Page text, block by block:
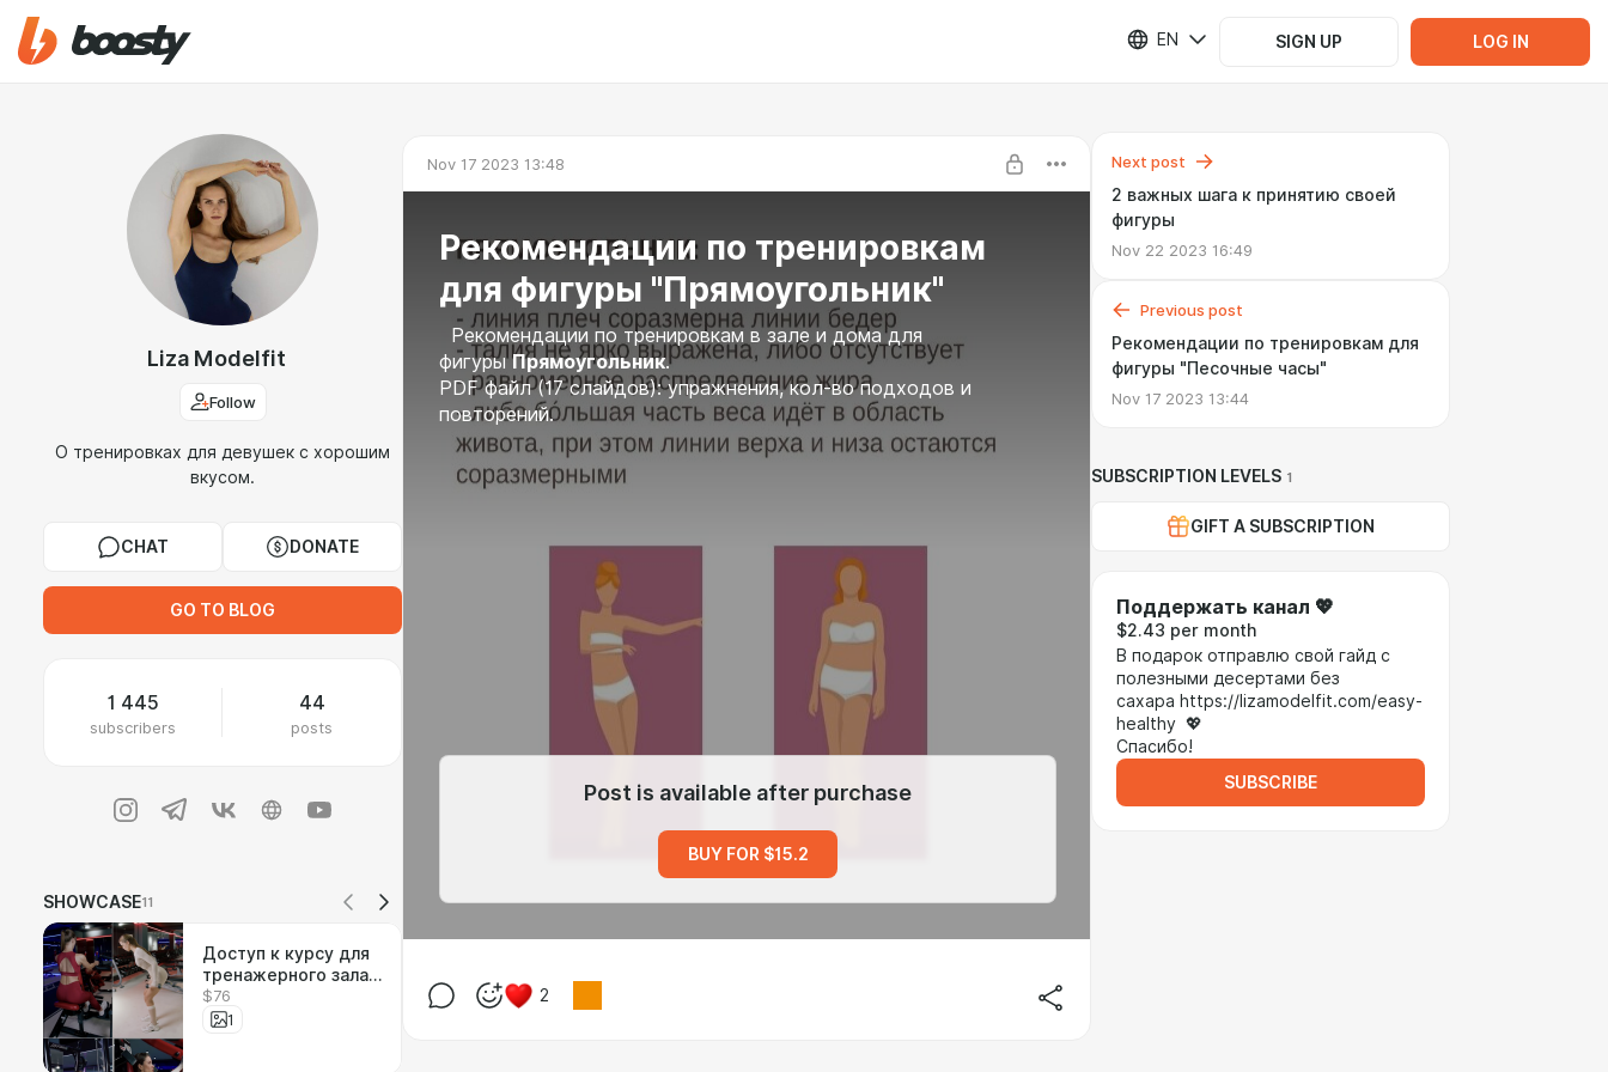
EN SIGN UP LOG IN
Liza Modelfit
Follow
О тренировках для девушек с хорошим
вкусом.
CHAT DONATE
GO TO BLOG
1 445
subscribers
44
posts
SHOWCASE11
Доступ к курсу для
тренажерного зала:
Прямоугольник и
Трапеция
$76
1
Nov 17 2023 13:48
Рекомендации по тренировкам
для фигуры "Прямоугольник"
Рекомендации по тренировкам в зале и дома для
фигурыПрямоугольник.
PDF файл (17 слайдов): упражнения, кол-во подходов и
повторений.
Post is available after purchase
BUY FOR $15.2
2
Next post
2 важных шага к принятию своей
фигуры
Nov 22 2023 16:49
Previous post
Рекомендации по тренировкам для
фигуры "Песочные часы"
Nov 17 2023 13:44
SUBSCRIPTION LEVELS 1
GIFT A SUBSCRIPTION
Поддержать канал 💖
$2.43 per month
В подарок отправлю свой гайд с
полезными десертами без
сахара https://lizamodelfit.com/easy-
healthy 💖
Спасибо!
SUBSCRIBE